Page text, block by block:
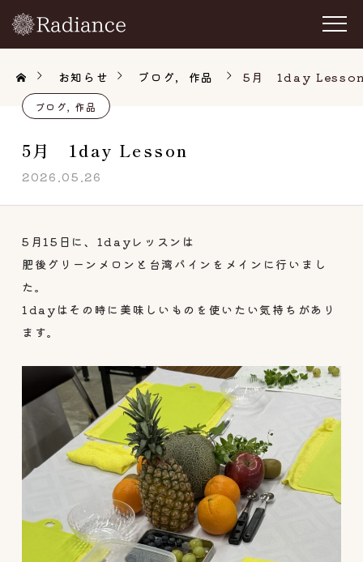
お知らせ ブログ 作品 5月 1day
ブログ 作品
5月 1day Lesson
2026.05.26
5月15日に、1dayレッスンは
肥後グリーンメロンと台湾パインをメインに行いまし
た。
1dayはその時に美味しいものを使いたい気持ちがあり
ます。